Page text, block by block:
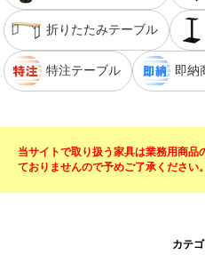
折りたたみテーブル
特注テーブル 即納
当サイトで取り扱う家具は業務用商品
ておりませんので予めご了承ください。
カテ